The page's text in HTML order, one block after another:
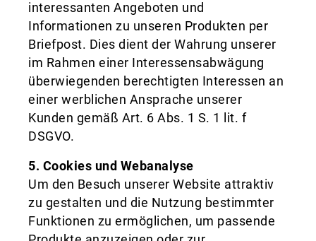
interessanten Angeboten und
Informationen zu unseren Produkten per
Briefpost. Dies dient der Wahrung unserer
im Rahmen einer Interessensabwägung
überwiegenden berechtigten Interessen an
einer werblichen Ansprache unserer
Kunden gemäß Art. 6 Abs. 1 S. 1 lit. f
DSGVO.
5. Cookies und Webanalyse
Um den Besuch unserer Website attraktiv
zu gestalten und die Nutzung bestimmter
Funktionen zu ermöglichen, um passende